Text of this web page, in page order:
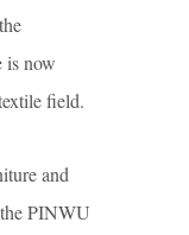
is now
field.
and
PINWU